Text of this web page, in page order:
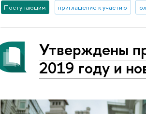
Поступающим приглашение к участию
Утверждены
2019 году и